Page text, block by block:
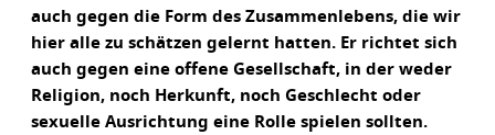
auch gegen die Form des Zusammenlebens, die wir
hier alle zu schätzen gelernt hatten. Er richtet sich
auch gegen eine offene Gesellschaft, in der weder
Religion, noch Herkunft, noch Geschlecht oder
sexuelle Ausrichtung eine Rolle spielen sollten.